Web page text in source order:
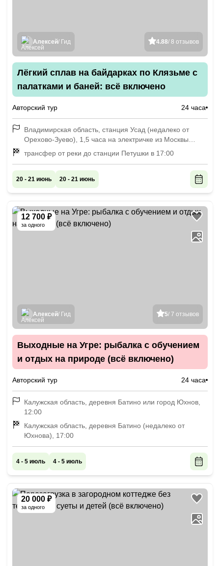
4.88/ 8 отзывов
Алексей/ Гид
Лёгкий сплав на байдарках по Клязьме с
палатками и баней: всё включено
Авторский тур 24 часа
Владимирская область, станция Усад (недалеко от
Орехово-Зуево), 1,5 часа на электричке из Москвы
(Курский вокзал, Горьковское направление), встреча в
9:00
трансфер от реки до станции Петушки в 17:00
20 - 21 июнь 20 - 21 июнь
12 700 ₽
за одного
5/ 7 отзывов
Алексей/ Гид
Выходные на Угре: рыбалка с обучением
и отдых на природе (всё включено)
Авторский тур 24 часа
Калужская область, деревня Батино или город Юхнов,
12:00
Калужская область, деревня Батино (недалеко от
Юхнова), 17:00
4 - 5 июль 4 - 5 июль
20 000 ₽
за одного